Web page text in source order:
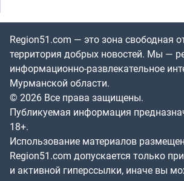
Region51.com — это зона свободная
территория добрых новостей. Мы —
информационно-развлекательное
Мурманской области.
© 2026 Все права защищены.
Публикуемая информация
18+.
Использование материалов
Region51.com допускается только
и активной гиперссылки, иначе вы